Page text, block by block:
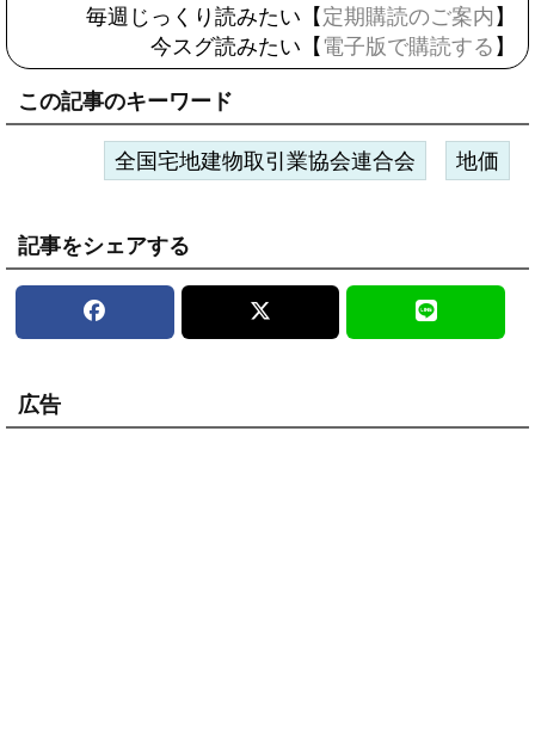
毎週じっくり読みたい【 定期購読のご案内 】
今スグ読みたい【 電子版で購読する 】
この記事のキーワード
全国宅地建物取引業協会連合会 地価
記事をシェアする
広告